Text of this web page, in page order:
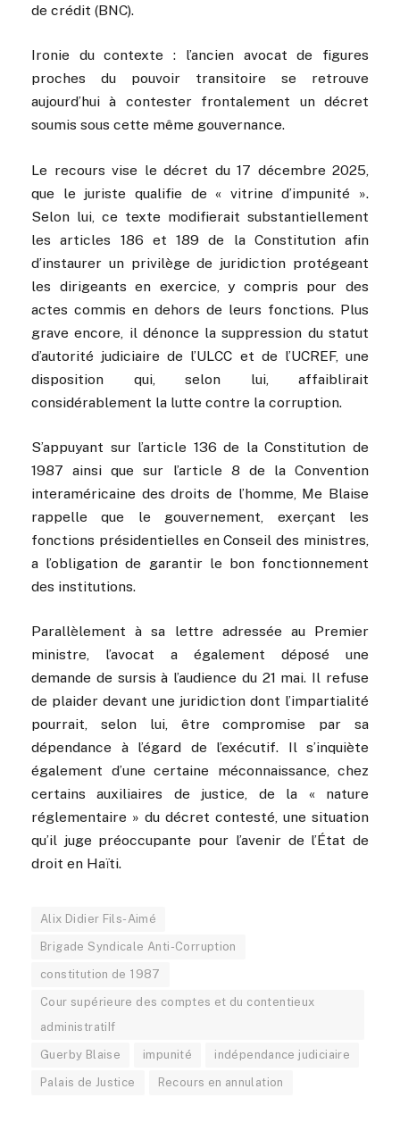
de crédit (BNC).
Ironie du contexte : l’ancien avocat de figures
proches du pouvoir transitoire se retrouve
aujourd’hui à contester frontalement un décret
soumis sous cette même gouvernance.
Le recours vise le décret du 17 décembre 2025,
que le juriste qualifie de « vitrine d’impunité ».
Selon lui, ce texte modifierait substantiellement
les articles 186 et 189 de la Constitution afin
d’instaurer un privilège de juridiction protégeant
les dirigeants en exercice, y compris pour des
actes commis en dehors de leurs fonctions. Plus
grave encore, il dénonce la suppression du statut
d’autorité judiciaire de l’ULCC et de l’UCREF, une
disposition qui, selon lui, affaiblirait
considérablement la lutte contre la corruption.
S’appuyant sur l’article 136 de la Constitution de
1987 ainsi que sur l’article 8 de la Convention
interaméricaine des droits de l’homme, Me Blaise
rappelle que le gouvernement, exerçant les
fonctions présidentielles en Conseil des ministres,
a l’obligation de garantir le bon fonctionnement
des institutions.
Parallèlement à sa lettre adressée au Premier
ministre, l’avocat a également déposé une
demande de sursis à l’audience du 21 mai. Il refuse
de plaider devant une juridiction dont l’impartialité
pourrait, selon lui, être compromise par sa
dépendance à l’égard de l’exécutif. Il s’inquiète
également d’une certaine méconnaissance, chez
certains auxiliaires de justice, de la « nature
réglementaire » du décret contesté, une situation
qu’il juge préoccupante pour l’avenir de l’État de
droit en Haïti.
Alix Didier Fils-Aimé
Brigade Syndicale Anti-Corruption
constitution de 1987
Cour supérieure des comptes et du contentieux
administratiIf
Guerby Blaise impunité indépendance judiciaire
Palais de Justice Recours en annulation